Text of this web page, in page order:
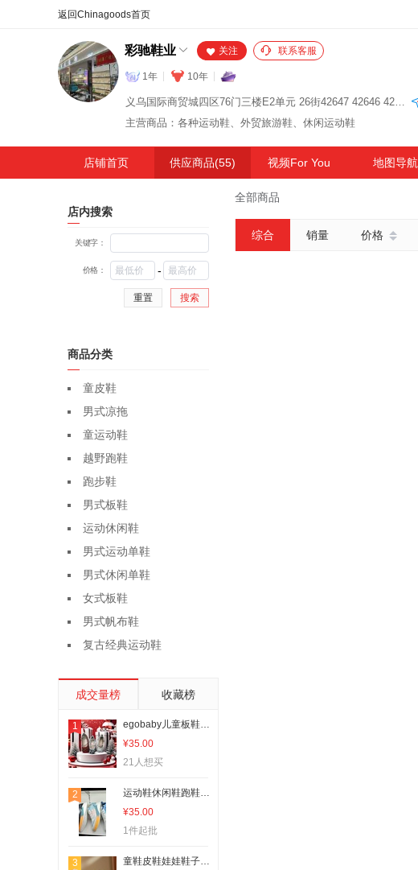
彩驰鞋业
1年 10年
关注 联系客服
义乌国际商贸城四区76门三楼E2单元 26街42647 42646 42648 42645
主营商品：各种运动鞋、外贸旅游鞋、休闲运动鞋
店铺首页 供应商品(55) 视频For You 地图导航
店内搜索
关键字：
价格： -
重置 搜索
商品分类
童皮鞋
男式凉拖
童运动鞋
越野跑鞋
跑步鞋
男式板鞋
运动休闲鞋
男式运动单鞋
男式休闲单鞋
女式板鞋
男式帆布鞋
复古经典运动鞋
成交量榜 收藏榜
1
egobaby儿童板鞋舒适透气防滑软底
¥35.00
21人想买
2
运动鞋休闲鞋跑鞋批发零售电商供货
¥35.00
1件起批
3
童鞋皮鞋娃娃鞋子舒适透气轻便休闲鞋
全部商品
综合 销量 价格